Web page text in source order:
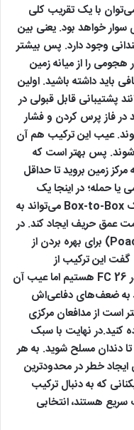
با یک تقریب کلی
خواهد بود. یعنی بین
وجود دارد. پس بیشتر
را از میانه زمین
باید داشته باشید. اولین
پشتیبانی قابل قبولی در
در فاز پرس کردن و فشار
عیب این ترکیب هم آن
پس بهتر است که
زمین بروید تا حداقل
یا حمله؛ در اینجا یک
Deep-Lying Playmaker و یک هافبک Box-to-Box می‌تواند به
عمق حریف ایجاد کند. در
نهایت شما به یک مهاجم نوک (Poacher ST) برای بهره بردن از
گفت این ترکیب از
بی‌رحم‌ترین حالت‌های هجومی باشد که در FC 26 هستیم اما عیب آن
به ضعف‌های دفاعی‌اش
از مدافعان مرکزی
کنید.در نهایت با سبک
دندان مسلح شوید. به هر
ایجاد خطر در محدودترین
که به دنبال ترکیب
هستند، انتخابی